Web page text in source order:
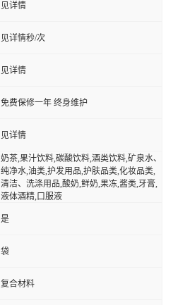
见详情
见详情秒/次
见详情
免费保修一年 终身维护
见详情
奶茶,果汁饮料,碳酸饮料,酒类饮料,矿泉水、
纯净水,油类,护发用品,护肤品类,化妆品类,
清洁、洗涤用品,酸奶,鲜奶,果冻,酱类,牙膏,
液体酒精,口服液
是
袋
复合材料